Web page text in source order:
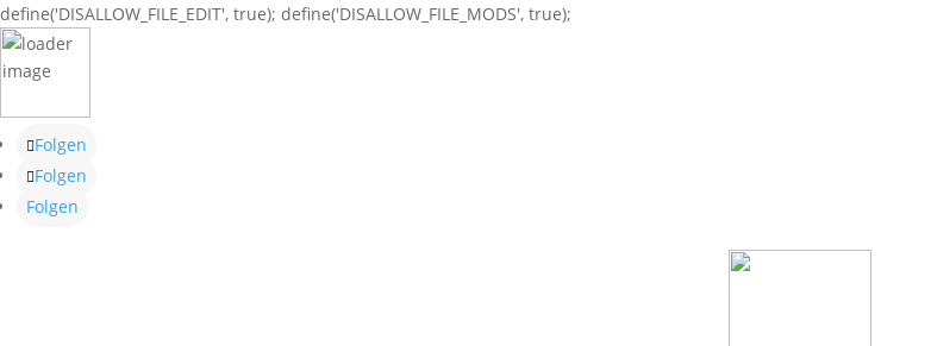
define('DISALLOW_FILE_EDIT', true); define('DISALLOW_FILE_MODS', true);
Folgen
Folgen
Folgen